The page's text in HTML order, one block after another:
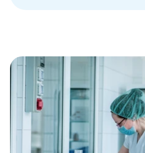
Gyerekeknek
HEIM Akadémia
Karrier